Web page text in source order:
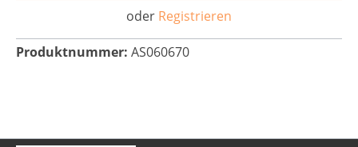
oder Registrieren
Produktnummer: AS060670